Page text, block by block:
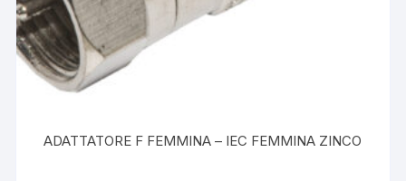
ADATTATORE F FEMMINA – IEC FEMMINA ZINCO